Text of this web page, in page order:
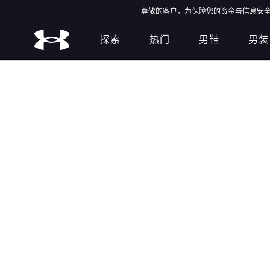
尊敬的客户，为保障您的资金与信息安
探索 热门 男鞋 男装